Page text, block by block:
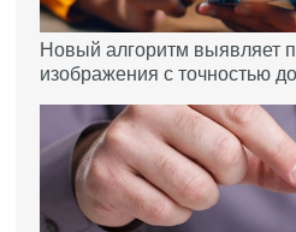
Новый алгоритм выявляет
изображения с точностью